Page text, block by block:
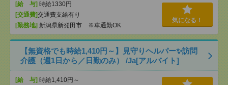
[給 与] 時給1330円
[交通費]交通費支給有り
[勤務地] 新潟県新発田市 ※車通勤OK
気になる！
【無資格でも時給1,410円～】見守りヘルパー✨訪問
介護（週1日から／日勤のみ） /Ja[アルバイト]
[給 与] 時給1,410円～